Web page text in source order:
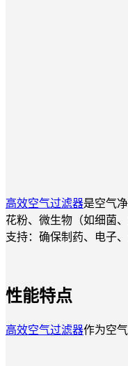
高效空气过滤器是空气
花粉、微生物（如细菌
支持：确保制药、电子
性能特点
高效空气过滤器作为空